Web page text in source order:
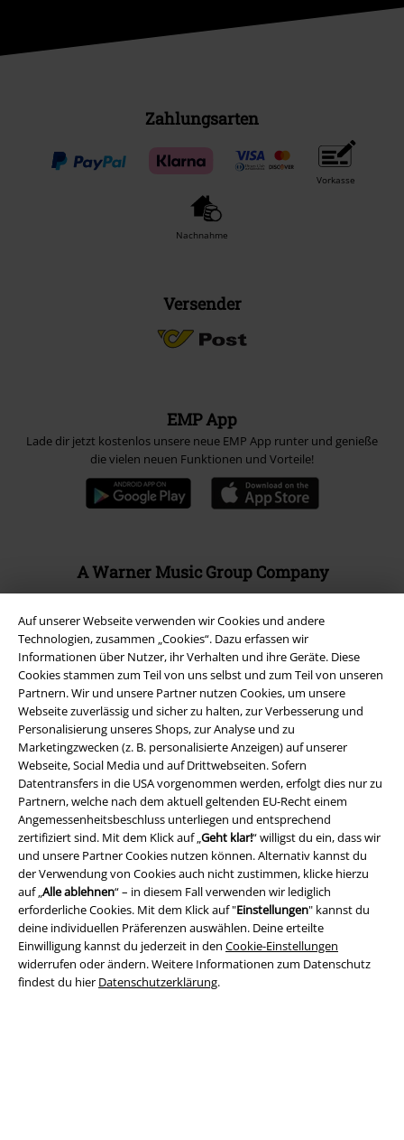
Auf unserer Webseite verwenden wir Cookies und andere
Technologien, zusammen „Cookies“. Dazu erfassen wir
Informationen über Nutzer, ihr Verhalten und ihre Geräte. Diese
Cookies stammen zum Teil von uns selbst und zum Teil von unseren
Partnern. Wir und unsere Partner nutzen Cookies, um unsere
Webseite zuverlässig und sicher zu halten, zur Verbesserung und
Personalisierung unseres Shops, zur Analyse und zu
Marketingzwecken (z. B. personalisierte Anzeigen) auf unserer
Webseite, Social Media und auf Drittwebseiten. Sofern
Datentransfers in die USA vorgenommen werden, erfolgt dies nur zu
Partnern, welche nach dem aktuell geltenden EU-Recht einem
Angemessenheitsbeschluss unterliegen und entsprechend
zertifiziert sind. Mit dem Klick auf „Geht klar!“ willigst du ein, dass wir
und unsere Partner Cookies nutzen können. Alternativ kannst du
der Verwendung von Cookies auch nicht zustimmen, klicke hierzu
auf „Alle ablehnen“ – in diesem Fall verwenden wir lediglich
erforderliche Cookies. Mit dem Klick auf "Einstellungen" kannst du
deine individuellen Präferenzen auswählen. Deine erteilte
Einwilligung kannst du jederzeit in den Cookie-Einstellungen
widerrufen oder ändern. Weitere Informationen zum Datenschutz
findest du hier Datenschutzerklärung.
Zahlungsarten
Vorkasse
Nachnahme
Versender
EMP App
Lade dir jetzt kostenlos unsere neue EMP App runter und genieße
die vielen neuen Funktionen und Vorteile!
A Warner Music Group Company
Rechtliches
AGB
Impressum
Datenschutz
Entsorgung und Umweltschutz